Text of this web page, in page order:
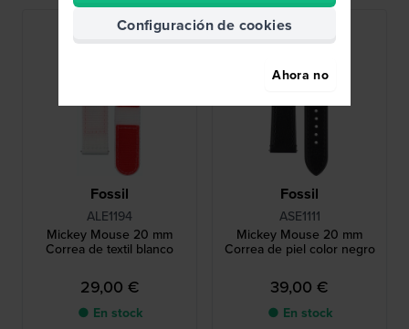
Fossil
ALE1194
Mickey Mouse 20 mm
Correa de textil blanco
29,00 €
● En stock
Fossil
ASE1111
Mickey Mouse 20 mm
Correa de piel color negro
39,00 €
● En stock
Configuración de cookies
Ahora no